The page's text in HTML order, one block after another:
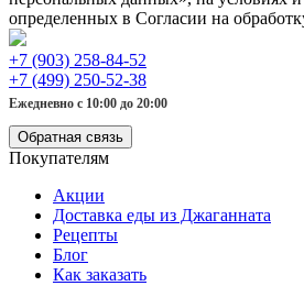
определенных в Согласии на
+7 (903) 258-84-52
+7 (499) 250-52-38
Ежедневно с 10:00 до 20:00
Обратная связь
Покупателям
Акции
Доставка еды из Джаганната
Рецепты
Блог
Как заказать